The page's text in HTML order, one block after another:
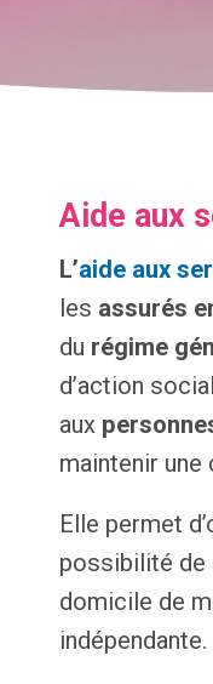
Aide aux
L’aide aux
les assurés
du régime
d’action
aux
maintenir une
Elle permet
possibilité de
domicile de
indépendante.